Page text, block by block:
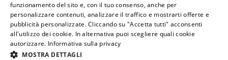
Informazioni sul negozio
Tutti i diritti riservati ©
funzionamento del sito e, con il tuo consenso, anche per
personalizzare contenuti, analizzare il traffico e mostrarti offerte e
pubblicità personalizzate. Cliccando su "Accetta tutti" acconsenti
all'utilizzo dei cookie. In alternativa puoi scegliere quali cookie
autorizzare. Informativa sulla privacy
MOSTRA DETTAGLI